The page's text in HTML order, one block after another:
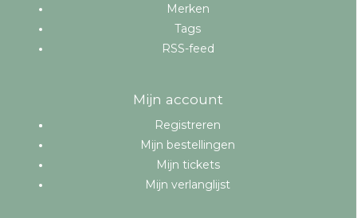
Merken
Tags
RSS-feed
Mijn account
Registreren
Mijn bestellingen
Mijn tickets
Mijn verlanglijst